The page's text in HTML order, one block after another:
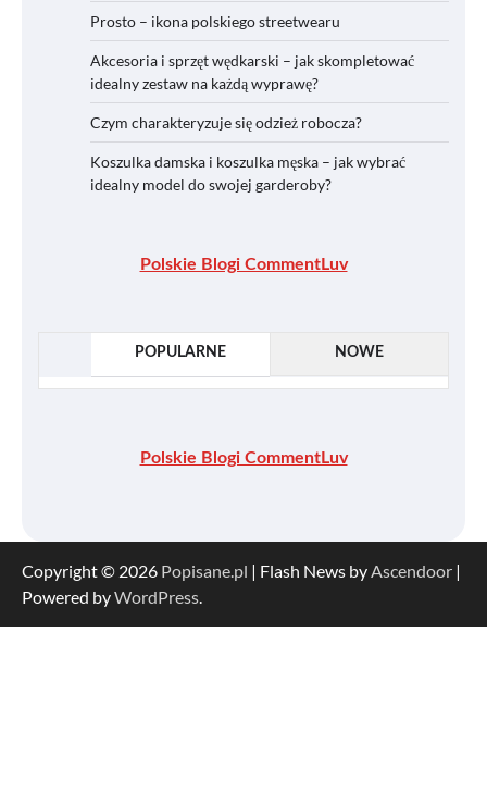
Prosto – ikona polskiego streetwearu
Akcesoria i sprzęt wędkarski – jak skompletować
idealny zestaw na każdą wyprawę?
Czym charakteryzuje się odzież robocza?
Koszulka damska i koszulka męska – jak wybrać
idealny model do swojej garderoby?
Polskie Blogi CommentLuv
POPULARNE NOWE
Polskie Blogi CommentLuv
Copyright © 2026 Popisane.pl | Flash News byAscendoor |
Powered byWordPress.